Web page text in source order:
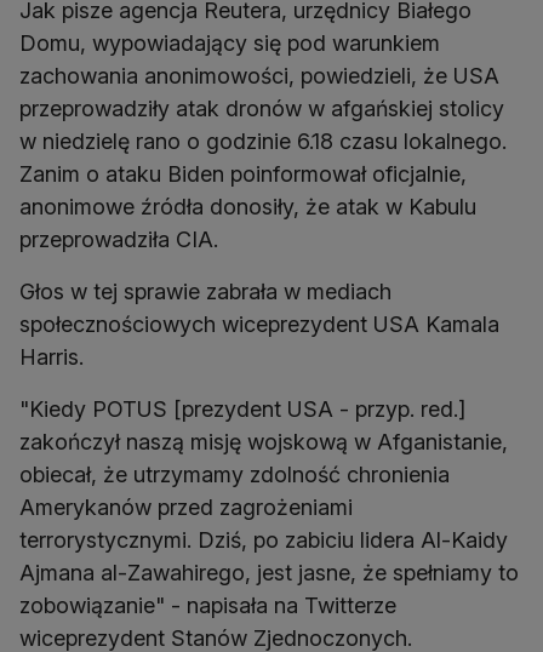
Jak pisze agencja Reutera, urzędnicy Białego
Domu, wypowiadający się pod warunkiem
zachowania anonimowości, powiedzieli, że USA
przeprowadziły atak dronów w afgańskiej stolicy
w niedzielę rano o godzinie 6.18 czasu lokalnego.
Zanim o ataku Biden poinformował oficjalnie,
anonimowe źródła donosiły, że atak w Kabulu
przeprowadziła CIA.
Głos w tej sprawie zabrała w mediach
społecznościowych wiceprezydent USA Kamala
Harris.
"Kiedy POTUS [prezydent USA - przyp. red.]
zakończył naszą misję wojskową w Afganistanie,
obiecał, że utrzymamy zdolność chronienia
Amerykanów przed zagrożeniami
terrorystycznymi. Dziś, po zabiciu lidera Al-Kaidy
Ajmana al-Zawahirego, jest jasne, że spełniamy to
zobowiązanie" - napisała na Twitterze
wiceprezydent Stanów Zjednoczonych.